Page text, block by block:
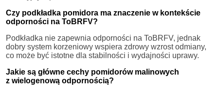
Czy podkładka pomidora ma znaczenie w kontekście
odporności na ToBRFV?
Podkładka nie zapewnia odporności na ToBRFV, jednak
dobry system korzeniowy wspiera zdrowy wzrost odmiany,
co może być istotne dla stabilności i wydajności uprawy.
Jakie są główne cechy pomidorów malinowych
z wielogenową odpornością?